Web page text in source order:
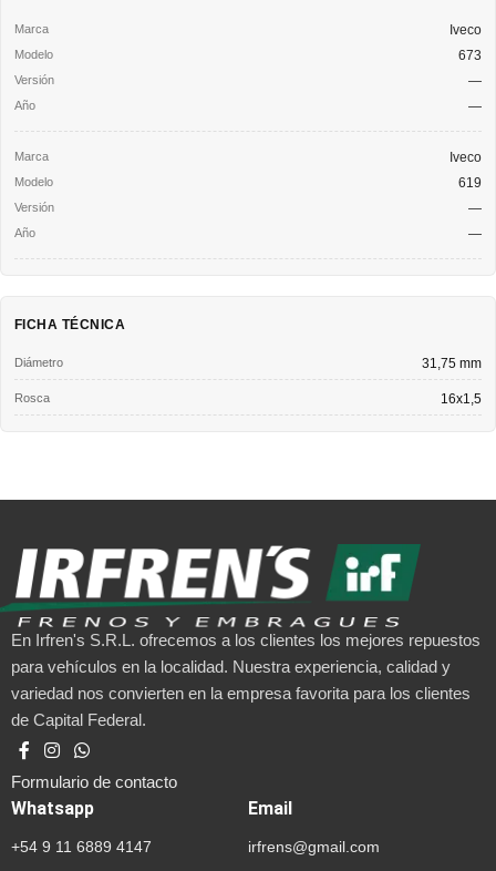
Iveco
673
—
—
Iveco
619
—
—
FICHA TÉCNICA
Diámetro 31,75 mm
Rosca 16x1,5
En Irfren's S.R.L. ofrecemos a los clientes los mejores repuestos
para vehículos en la localidad. Nuestra experiencia, calidad y
variedad nos convierten en la empresa favorita para los clientes
de Capital Federal.
Formulario de contacto
Whatsapp
+54 9 11 6889 4147
Email
irfrens@gmail.com